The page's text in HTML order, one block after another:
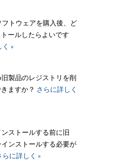
フトウェアを購入後、ど
ールしたらよいです
»
製品のレジストリを削
ますか？ さらに詳しく
ストールする前に旧
ンストールする必要が
らに詳しく »